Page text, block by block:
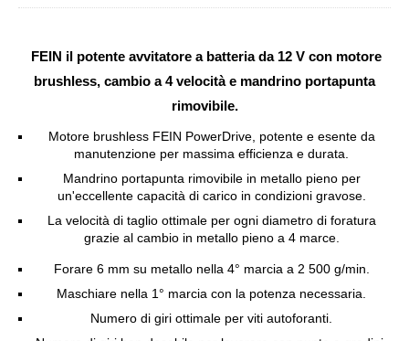
FEIN il potente avvitatore a batteria da 12 V con motore
brushless, cambio a 4 velocità e mandrino portapunta
rimovibile.
Motore brushless FEIN PowerDrive, potente e esente da
manutenzione per massima efficienza e durata.
Mandrino portapunta rimovibile in metallo pieno per
un'eccellente capacità di carico in condizioni gravose.
La velocità di taglio ottimale per ogni diametro di foratura
grazie al cambio in metallo pieno a 4 marce.
Forare 6 mm su metallo nella 4° marcia a 2 500 g/min.
Maschiare nella 1° marcia con la potenza necessaria.
Numero di giri ottimale per viti autoforanti.